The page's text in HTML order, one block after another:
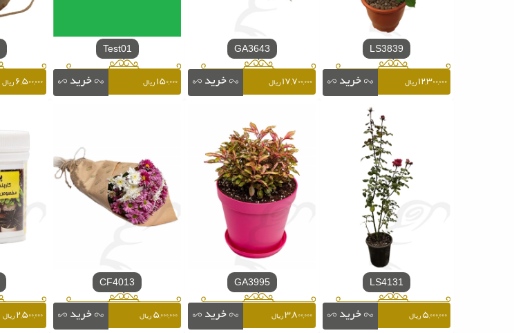
LS3839
۱۲,۳۰۰,۰۰۰ریال
GA3643
۱۷,۷۰۰,۰۰۰ریال
Test01
۱۵۰,۰۰۰ریال
۶,۵۰۰,۰۰۰ریال
LS4131
۵,۰۰۰,۰۰۰ریال
GA3995
۳,۸۰۰,۰۰۰ریال
CF4013
۵,۰۰۰,۰۰۰ریال
۲,۵۰۰,۰۰۰ریال